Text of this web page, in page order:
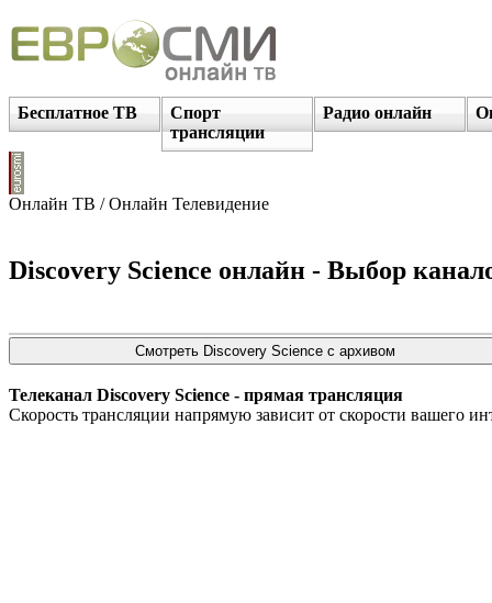
Бесплатное ТВ
Спорт
трансляции
Радио онлайн
Онлайн ТВ / Онлайн Телевидение
Discovery Science онлайн - Выбор
Телеканал Discovery Science - прямая трансляция
Скорость трансляции напрямую зависит от скорости вашего